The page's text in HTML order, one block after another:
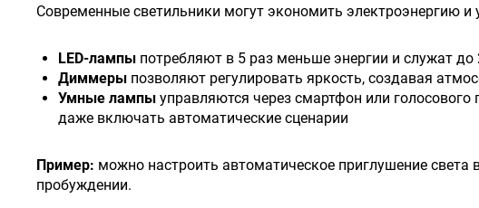
Современные светильники могут экономить электроэнергию и
LED-лампы потребляют в 5 раз меньше энергии и служат до
Диммеры позволяют регулировать яркость, создавая
Умные лампы управляются через смартфон или
даже включать автоматические сценарии
Пример: можно настроить автоматическое приглушение
пробуждении.